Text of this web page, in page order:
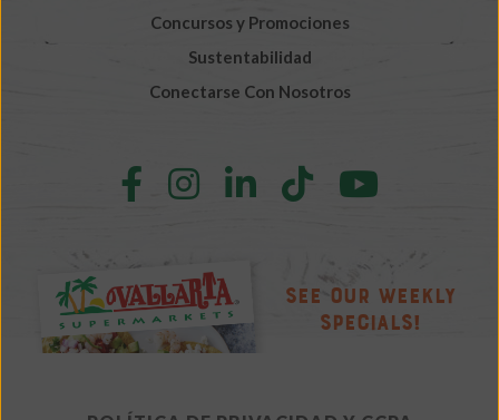
Concursos y Promociones
Sustentabilidad
Conectarse Con Nosotros
Follow
Facebook
Follow
Instagram
FollowFollow
YouTube
See Our Weekly
Specials!